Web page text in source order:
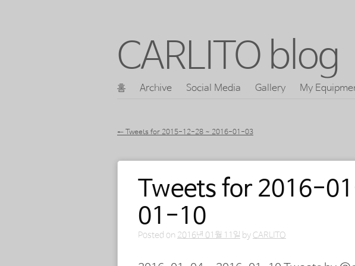
CARLITO blog
콘
바
홈 Archive Social Media Gallery My
포스트 내비게이션
← Tweets for 2015-12-28 ~ 2016-01-03
Tweets for 2016-
01-10
Posted on 2016년 01월 11일 by CARLITO